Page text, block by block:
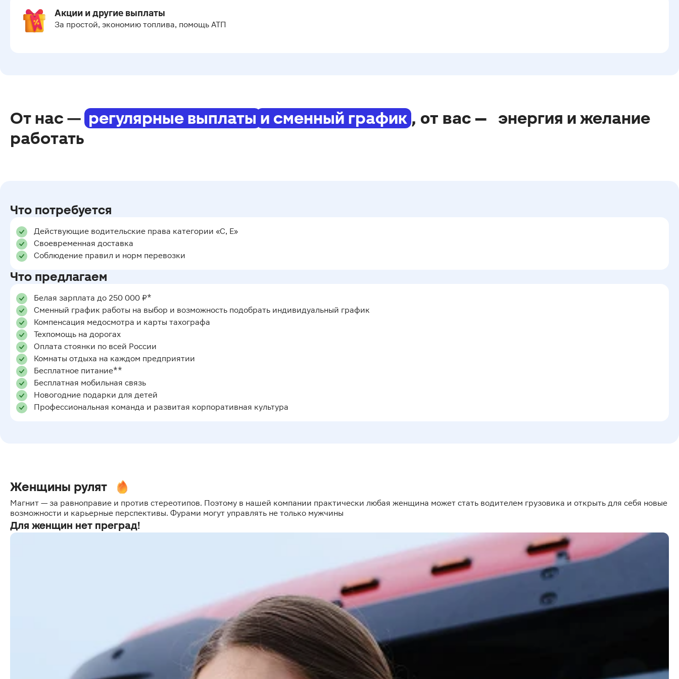
Акции и другие выплаты
За простой, экономию топлива, помощь АТП
От нас — регулярные выплаты и сменный график , от вас —
энергия и желание
работать
Что потребуется
Действующие водительские права категории «С, Е»
Своевременная доставка
Соблюдение правил и норм перевозки
Что предлагаем
Белая зарплата до 250 000 ₽*
Сменный график работы на выбор и возможность подобрать индивидуальный график
Компенсация медосмотра и карты тахографа
Техпомощь на дорогах
Оплата стоянки по всей России
Комнаты отдыха на каждом предприятии
Бесплатное питание**
Бесплатная мобильная связь
Новогодние подарки для детей
Профессиональная команда и развитая корпоративная культура
Женщины рулят
Магнит — за равноправие и против стереотипов. Поэтому в нашей компании практически любая женщина может стать водителем грузовика и открыть для себя новые
возможности и карьерные перспективы. Фурами могут управлять не только мужчины
Для женщин нет преград!